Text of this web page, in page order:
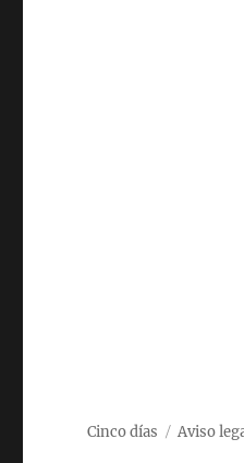
Cinco días Aviso